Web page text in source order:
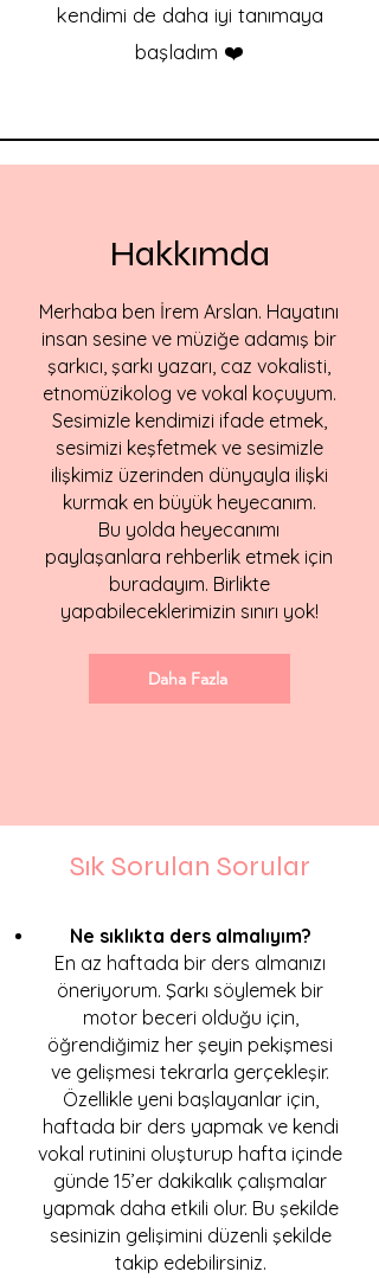
kendimi de daha iyi tanımaya
başladım ❤️
Hakkımda
Merhaba ben İrem Arslan. Hayatını
insan sesine ve müziğe adamış bir
şarkıcı, şarkı yazarı, caz vokalisti,
etnomüzikolog ve vokal koçuyum.
Sesimizle kendimizi ifade etmek,
sesimizi keşfetmek ve sesimizle
ilişkimiz üzerinden dünyayla ilişki
kurmak en büyük heyecanım.
Bu yolda heyecanımı
paylaşanlara rehberlik etmek için
buradayım. Birlikte
yapabileceklerimizin sınırı yok!
Daha Fazla
Sık Sorulan Sorular
Ne sıklıkta ders almalıyım?
​En az haftada bir ders almanızı
öneriyorum. Şarkı söylemek bir
motor beceri olduğu için,
öğrendiğimiz her şeyin pekişmesi
ve gelişmesi tekrarla gerçekleşir.
Özellikle yeni başlayanlar için,
haftada bir ders yapmak ve kendi
vokal rutinini oluşturup hafta içinde
günde 15’er dakikalık çalışmalar
yapmak daha etkili olur. Bu şekilde
sesinizin gelişimini düzenli şekilde
takip edebilirsiniz.